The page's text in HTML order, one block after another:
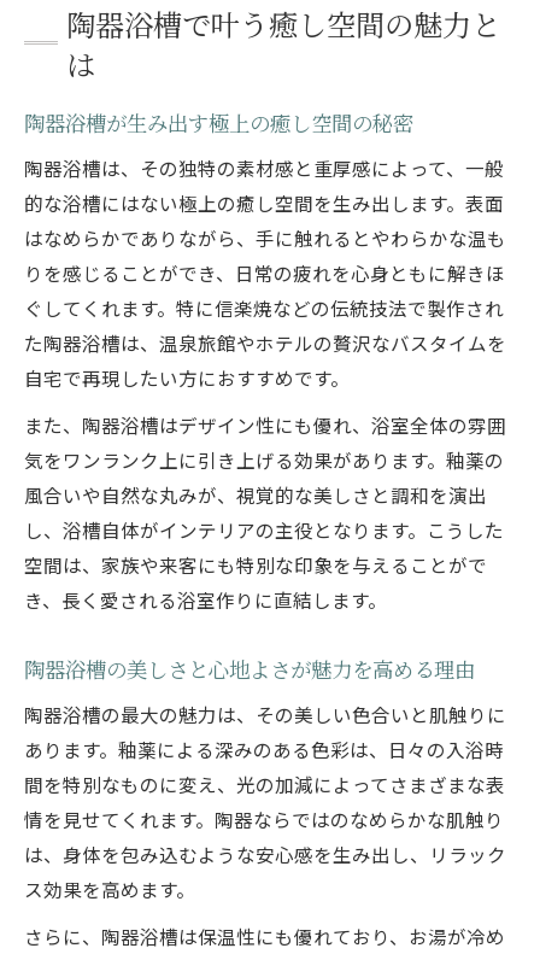
係性
高級感あふれる陶器浴槽の実力
陶器浴槽が放つ高級感と空間演出のコツを
解説
陶器浴槽の上質なデザイン性が生む贅沢感
とは
陶器浴槽が高級ホテルでも選ばれる理由に
迫る
とは
陶器浴槽が空間全体に与える高級な印象を
紹介
保温性重視なら陶器浴槽が最適な理由
陶器浴槽の高い保温性が快適な入浴を支え
陶器浴槽で長時間ぬくもりが続く仕組みと
陶器浴槽の保温力と節約につながる利点を
解説
陶器浴槽の断熱性を活かすポイントとコツ
陶器浴槽が冬場でも温かさを保つ理由とは
使い勝手で比べる陶器浴槽のパフォーマンス
陶器浴槽の使い勝手と日常の快適性を検証
陶器浴槽で叶う癒し空間の魅力と
は
陶器浴槽が生み出す極上の癒し空間の秘密
陶器浴槽は、その独特の素材感と重厚感によって、一般
的な浴槽にはない極上の癒し空間を生み出します。表面
はなめらかでありながら、手に触れるとやわらかな温も
りを感じることができ、日常の疲れを心身ともに解きほ
ぐしてくれます。特に信楽焼などの伝統技法で製作され
た陶器浴槽は、温泉旅館やホテルの贅沢なバスタイムを
自宅で再現したい方におすすめです。
また、陶器浴槽はデザイン性にも優れ、浴室全体の雰囲
気をワンランク上に引き上げる効果があります。釉薬の
風合いや自然な丸みが、視覚的な美しさと調和を演出
し、浴槽自体がインテリアの主役となります。こうした
空間は、家族や来客にも特別な印象を与えることがで
き、長く愛される浴室作りに直結します。
陶器浴槽の美しさと心地よさが魅力を高める理由
陶器浴槽の最大の魅力は、その美しい色合いと肌触りに
あります。釉薬による深みのある色彩は、日々の入浴時
間を特別なものに変え、光の加減によってさまざまな表
情を見せてくれます。陶器ならではのなめらかな肌触り
は、身体を包み込むような安心感を生み出し、リラック
ス効果を高めます。
さらに、陶器浴槽は保温性にも優れており、お湯が冷め